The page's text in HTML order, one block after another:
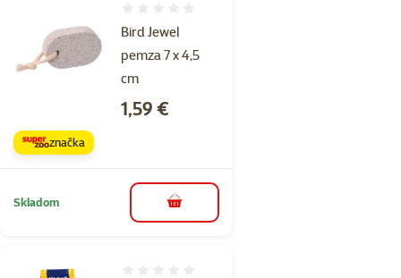
Bird Jewel
pemza 7 x 4,5
cm
Cena
1,59 €
značka
Skladom do košíka